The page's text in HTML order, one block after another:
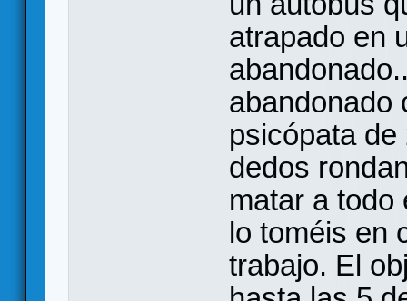
atrapado en
abandonado
psicópata
dedos
matar a todo
lo toméis en
trabajo. El